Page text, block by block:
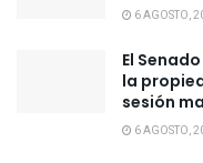
6 AGOSTO,
El
la
sesión
6 AGOSTO,